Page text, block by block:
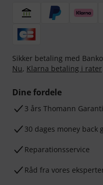
Sikker betaling med
Nu, Klarna betaling i rater
Dine fordele
3 års Thomann Garanti
30 dages money back
Reparationsservice
Råd fra vores